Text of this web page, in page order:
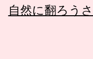
自然に翻ろう